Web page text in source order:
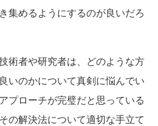
集めるようにするのが良いだろ
術者や研究者は、どのような方
いのかについて真剣に悩んでい
プローチが完璧だと思っている
の解決法について適切な手立て